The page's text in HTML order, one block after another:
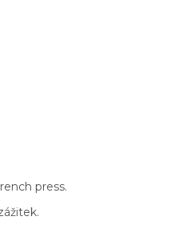
press.